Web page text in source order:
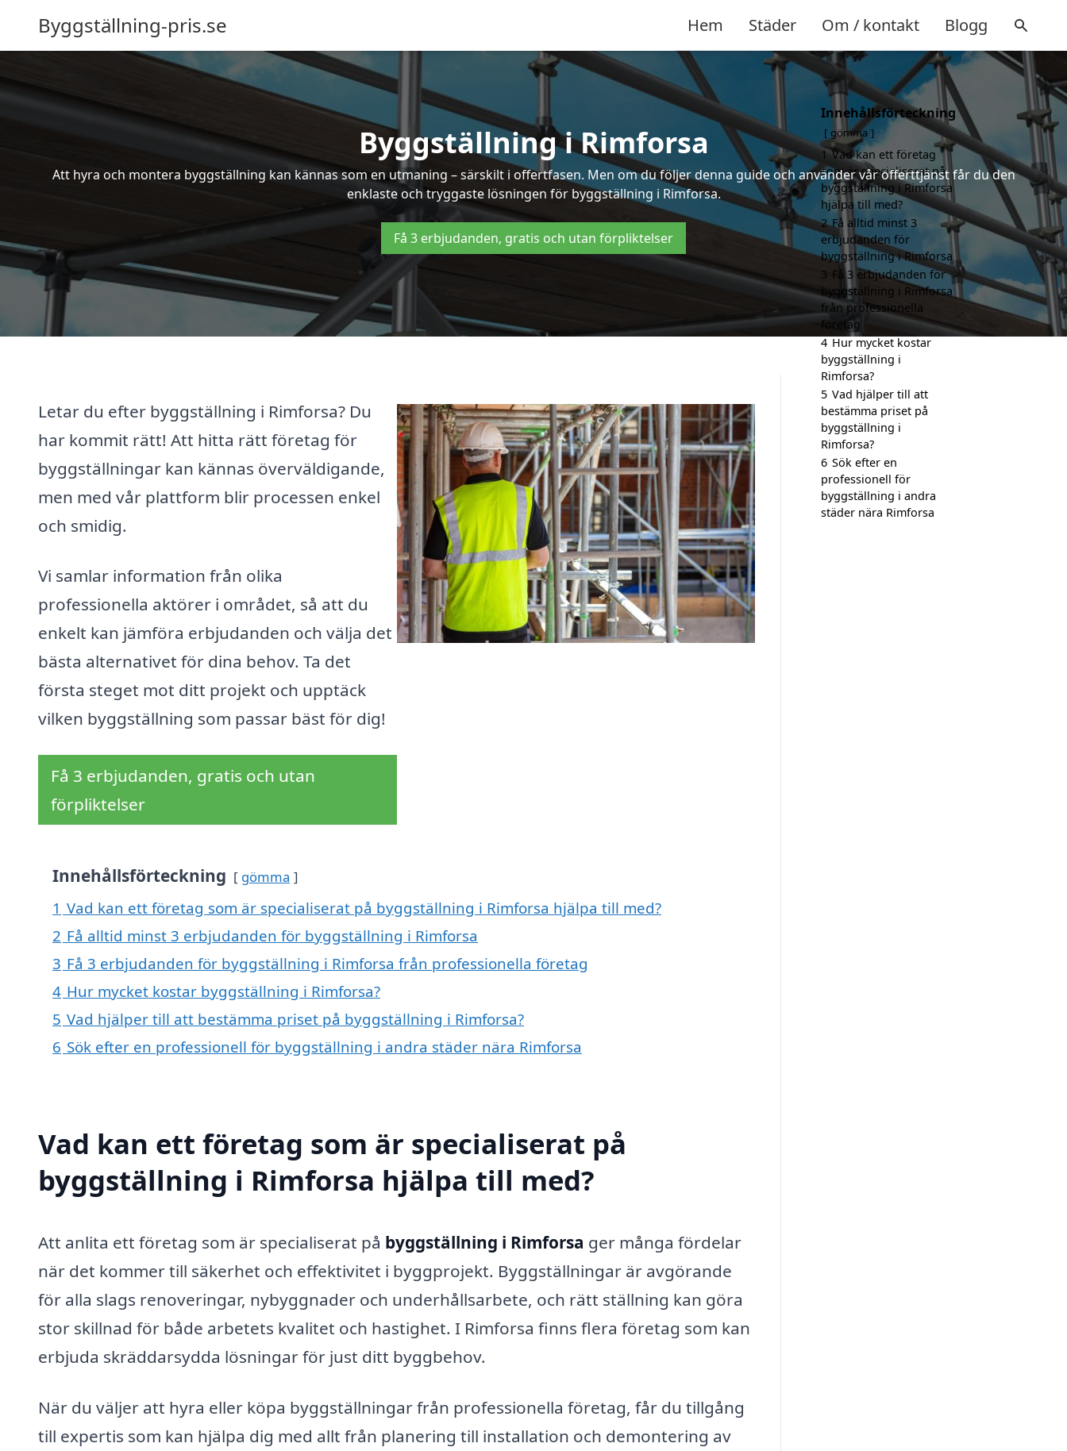
Byggställning-pris.se Hem Städer Om / kontakt Blogg
Byggställning i Rimforsa
Att hyra och montera byggställning kan kännas som en utmaning – särskilt i offertfasen. Men om du följer denna guide och använder vår offerttjänst får du den
enklaste och tryggaste lösningen för byggställning i Rimforsa.
Få 3 erbjudanden, gratis och utan förpliktelser
Letar du efter byggställning i Rimforsa? Du
har kommit rätt! Att hitta rätt företag för
byggställningar kan kännas överväldigande,
men med vår plattform blir processen enkel
och smidig.
Vi samlar information från olika
professionella aktörer i området, så att du
enkelt kan jämföra erbjudanden och välja det
bästa alternativet för dina behov. Ta det
första steget mot ditt projekt och upptäck
vilken byggställning som passar bäst för dig!
Få 3 erbjudanden, gratis och utan
förpliktelser
Innehållsförteckning gömma
1 Vad kan ett företag som är specialiserat på byggställning i Rimforsa hjälpa till med?
2 Få alltid minst 3 erbjudanden för byggställning i Rimforsa
3 Få 3 erbjudanden för byggställning i Rimforsa från professionella företag
4 Hur mycket kostar byggställning i Rimforsa?
5 Vad hjälper till att bestämma priset på byggställning i Rimforsa?
6 Sök efter en professionell för byggställning i andra städer nära Rimforsa
Vad kan ett företag som är specialiserat på
byggställning i Rimforsa hjälpa till med?
Att anlita ett företag som är specialiserat på byggställning i Rimforsa ger många fördelar
när det kommer till säkerhet och effektivitet i byggprojekt. Byggställningar är avgörande
för alla slags renoveringar, nybyggnader och underhållsarbete, och rätt ställning kan göra
stor skillnad för både arbetets kvalitet och hastighet. I Rimforsa finns flera företag som kan
erbjuda skräddarsydda lösningar för just ditt byggbehov.
När du väljer att hyra eller köpa byggställningar från professionella företag, får du tillgång
till expertis som kan hjälpa dig med allt från planering till installation och demontering av
Innehållsförteckning
gömma
1 Vad kan ett företag
som är specialiserat på
byggställning i Rimforsa
hjälpa till med?
2 Få alltid minst 3
erbjudanden för
byggställning i Rimforsa
3 Få 3 erbjudanden för
byggställning i Rimforsa
från professionella
företag
4 Hur mycket kostar
byggställning i
Rimforsa?
5 Vad hjälper till att
bestämma priset på
byggställning i
Rimforsa?
6 Sök efter en
professionell för
byggställning i andra
städer nära Rimforsa